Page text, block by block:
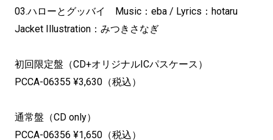
03.ハローとグッバイ Music：eba / Lyrics：hotaru
Jacket Illustration：みつきさなぎ
初回限定盤（CD+オリジナルICパスケース）
PCCA-06355 ¥3,630（税込）
通常盤（CD only）
PCCA-06356 ¥1,650（税込）